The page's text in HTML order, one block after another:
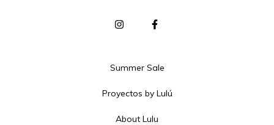
Summer Sale
Proyectos by Lulú
About Lulu